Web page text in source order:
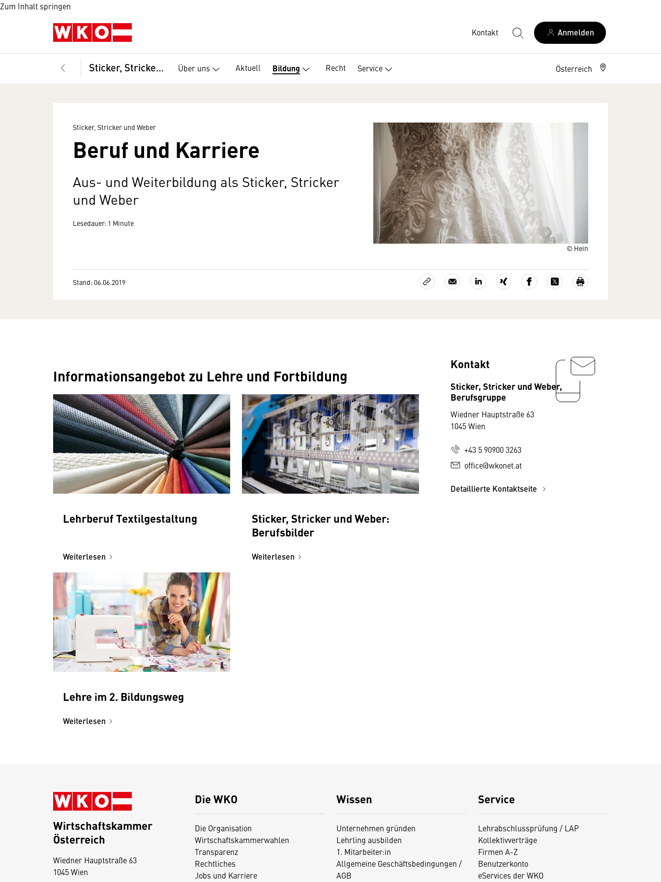
Zum Inhalt springen
Kontakt Anmelden
Sticker, Stricker und Weber Über uns Aktuell Bildung Recht Service Österreich
© Hein
Sticker, Stricker und Weber
Beruf und Karriere
Aus- und Weiterbildung als Sticker, Stricker
und Weber
Lesedauer: 1 Minute
Stand: 06.06.2019
Informationsangebot zu Lehre und Fortbildung
Lehrberuf Textilgestaltung
Weiterlesen
Sticker, Stricker und Weber:
Berufsbilder
Weiterlesen
Lehre im 2. Bildungsweg
Weiterlesen
Kontakt
Sticker, Stricker und Weber,
Berufsgruppe
Wiedner Hauptstraße 63
1045 Wien
+43 5 90900 3263
office@wkonet.at
Detaillierte Kontaktseite
Die WKO
Die Organisation
Wirtschaftskammerwahlen
Transparenz
Rechtliches
Jobs und Karriere
Wissen
Unternehmen gründen
Lehrling ausbilden
1. Mitarbeiter:in
Allgemeine Geschäftsbedingungen /
AGB
Service
Lehrabschlussprüfung / LAP
Kollektivverträge
Firmen A-Z
Benutzerkonto
eServices der WKO
Wirtschaftskammer
Österreich
Wiedner Hauptstraße 63
1045 Wien